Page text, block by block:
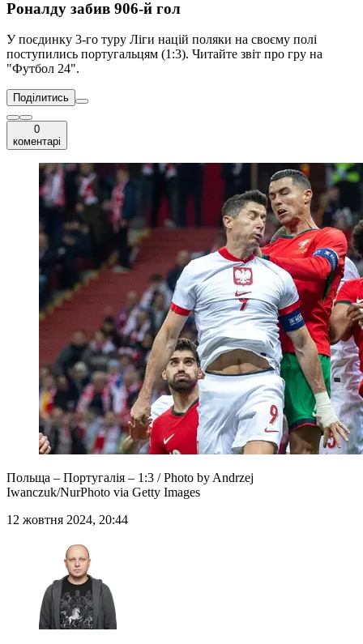
Роналду забив 906-й гол
У поєдинку 3-го туру Ліги націй поляки на своєму полі
поступились португальцям (1:3). Читайте звіт про гру на
"Футбол 24".
Поділитись
0
коментарі
Польща – Португалія – 1:3 / Photo by Andrzej
Iwanczuk/NurPhoto via Getty Images
12 жовтня 2024, 20:44